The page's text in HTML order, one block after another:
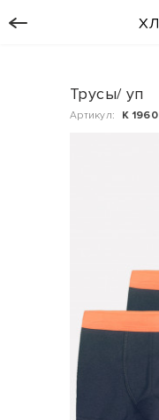
Трусы/ уп
Артикул: К 1960